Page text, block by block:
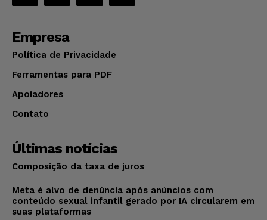
Empresa
Política de Privacidade
Ferramentas para PDF
Apoiadores
Contato
Últimas notícias
Composição da taxa de juros
Meta é alvo de denúncia após anúncios com
conteúdo sexual infantil gerado por IA circularem em
suas plataformas